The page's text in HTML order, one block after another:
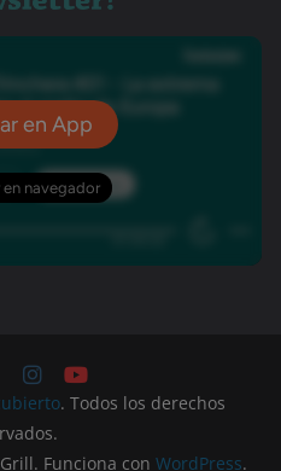
. Todos los derechos
Funciona con WordPress.